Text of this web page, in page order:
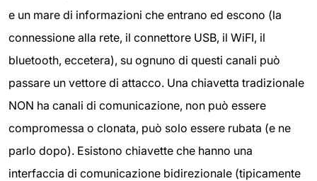
e un mare di informazioni che entrano ed escono (la
connessione alla rete, il connettore USB, il WiFI, il
bluetooth, eccetera), su ognuno di questi canali può
passare un vettore di attacco. Una chiavetta tradizionale
NON ha canali di comunicazione, non può essere
compromessa o clonata, può solo essere rubata (e ne
parlo dopo). Esistono chiavette che hanno una
interfaccia di comunicazione bidirezionale (tipicamente